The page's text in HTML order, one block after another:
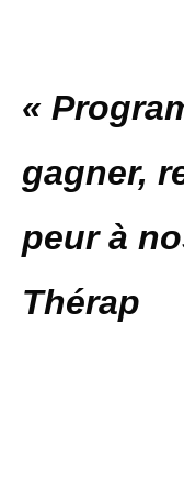
«
gagner,
peur à
Thérap